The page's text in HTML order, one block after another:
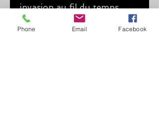
invasion au fil du temps.
Près de 40 000 œuvres
dans 79 villes.
Phone Email Facebook